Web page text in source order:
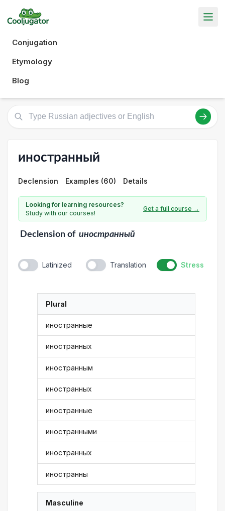
Conjugation
Etymology
Blog
иностранный
Declension Examples (60) Details
Looking for learning resources?
Study with our courses!
Get a full course →
Declensionof иностранный
Latinized Translation Stress
Plural
иностранные
иностранных
иностранным
иностранных
иностранные
иностранными
иностранных
иностранны
Masculine